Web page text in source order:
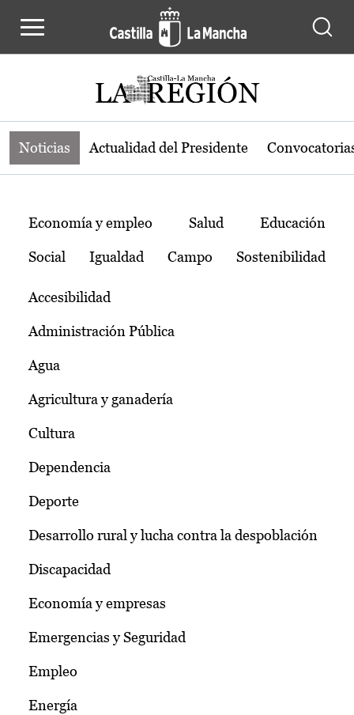
Noticias de la región de Castilla-La
Noticias Actualidad del Presidente
Temas
Economía y empleo Salud Educación
Social Igualdad Campo Sostenibilidad
Accesibilidad
Administración Pública
Agua
Agricultura y ganadería
Cultura
Dependencia
Deporte
Desarrollo rural y lucha contra la despoblación
Discapacidad
Economía y empresas
Emergencias y Seguridad
Empleo
Energía